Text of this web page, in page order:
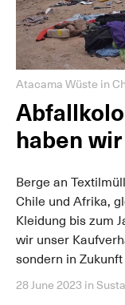
Atacama Wüste in
haben
Berge an
Chile und Afrika,
Kleidung bis zum
wir unser
sondern in
28 June 2023 in